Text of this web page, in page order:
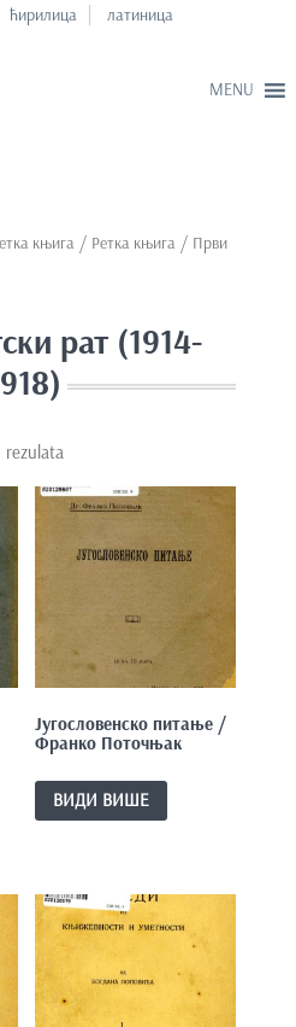
ћирилица латиница
књига / Ретка књига / Први
рат (1914-
rezulata
Југословенско питање /
Франко Поточњак
ВИДИ ВИШЕ